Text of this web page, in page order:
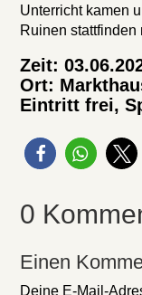
Unterricht kamen
Ruinen stattfinden
Zeit:
Ort:
Eintritt frei,
0
Einen
Deine E-Mail-